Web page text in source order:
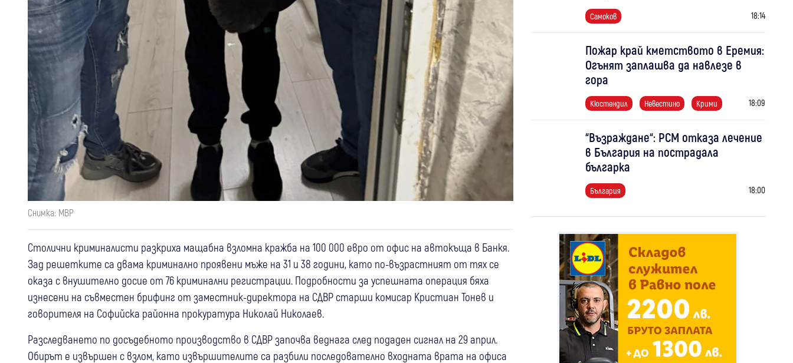
Снимка: МВР
Столични криминалисти разкриха мащабна взломна кражба на 100 000 евро от офис на автокъща в Банкя.
Зад решетките са двама криминално проявени мъже на 31 и 38 години, като по-възрастният от тях се
оказа с внушително досие от 76 криминални регистрации. Подробности за успешната операция бяха
изнесени на съвместен брифинг от заместник-директора на СДВР старши комисар Кристиан Тонев и
говорителя на Софийска районна прокуратура Николай Николаев.
Разследването по досъдебното производство в СДВР започва веднага след подаден сигнал на 29 април.
Обирът е извършен с взлом, като извършителите са разбили последователно входната врата на офиса
Самоков 18:14
Пожар край кметството в Еремия:
Огънят заплашва да навлезе в
гора
Кюстендил Невестино Крими 18:09
“Възраждане“: РСМ отказа лечение
в България на пострадала
българка
България 18:00